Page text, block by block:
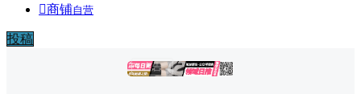
商铺自营
投稿
广告